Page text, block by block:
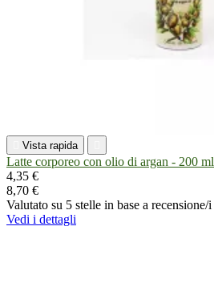
Vista rapida
Latte corporeo con olio di argan - 200 ml
4,35 €
8,70 €
Valutato su 5 stelle in base a recensione/i
Vedi i dettagli